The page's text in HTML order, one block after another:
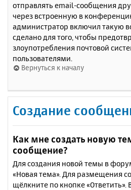
отправлять email-сообщения
через встроенную в
администратор включил такую
сделано для того, чтобы
злоупотребления почтовой
пользователями.
Вернуться к началу
Создание
Как мне создать новую
сообщение?
Для создания новой темы в
«Новая тема». Для размещения
щёлкните по кнопке